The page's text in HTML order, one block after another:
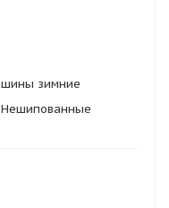
шины зимние
Нешипованные